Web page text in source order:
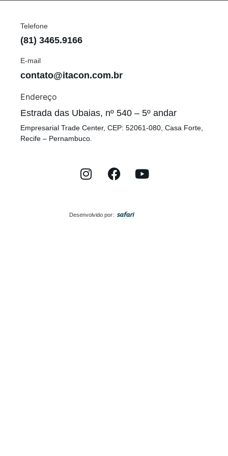
Telefone
(81) 3465.9166
E-mail
contato@itacon.com.br
Endereço
Estrada das Ubaias, nº 540 – 5º andar
Empresarial Trade Center, CEP: 52061-080, Casa Forte,
Recife – Pernambuco.
Desenvolvido por: